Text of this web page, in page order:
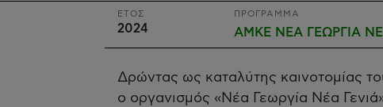
ΕΤΟΣ
2024
ΠΡΟΓΡΑΜΜΑ
ΑΜΚΕ ΝΕΑ ΓΕΩΡΓΙΑ
Δρώντας ως καταλύτης καινοτομίας
ο οργανισμός «Νέα Γεωργία Νέα